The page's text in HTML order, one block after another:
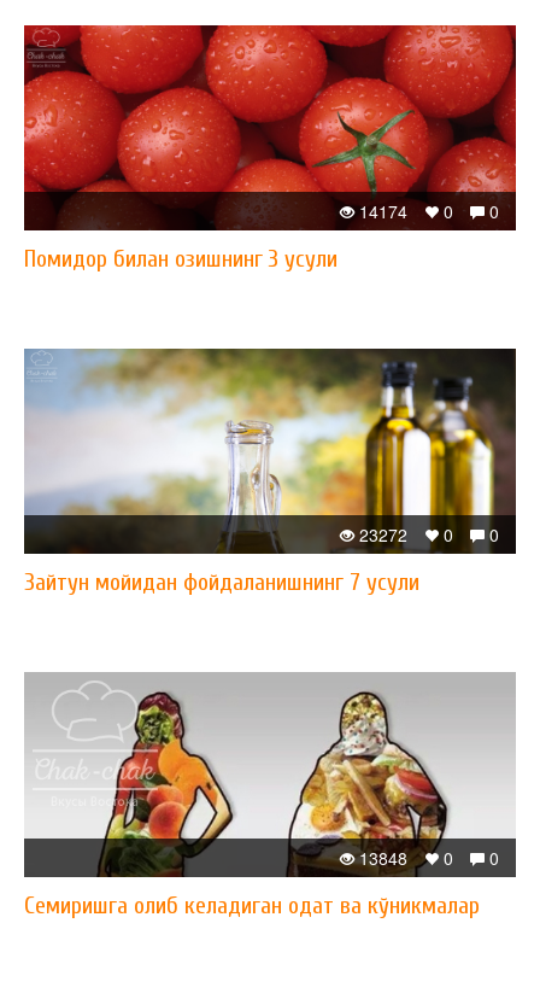
0
0
14174
Помидор билан озишнинг 3 усули
0
0
23272
Зайтун мойидан фойдаланишнинг 7 усули
0
0
13848
Семиришга олиб келадиган одат ва кўникмалар